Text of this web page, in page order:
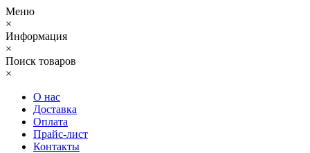
Меню
×
Информация
×
Поиск товаров
×
О нас
Доставка
Оплата
Прайс-лист
Контакты